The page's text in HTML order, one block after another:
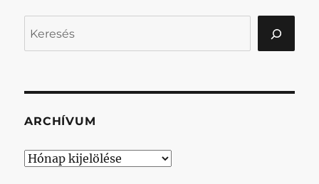
ARCHÍVUM
Archívum